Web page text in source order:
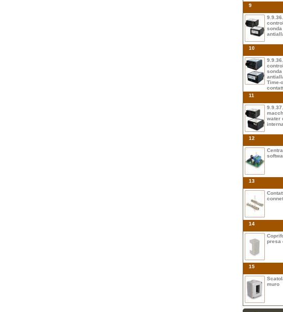
9
sonda
10
sonda
Time-
11
water
12
13
14
presa
15
muro